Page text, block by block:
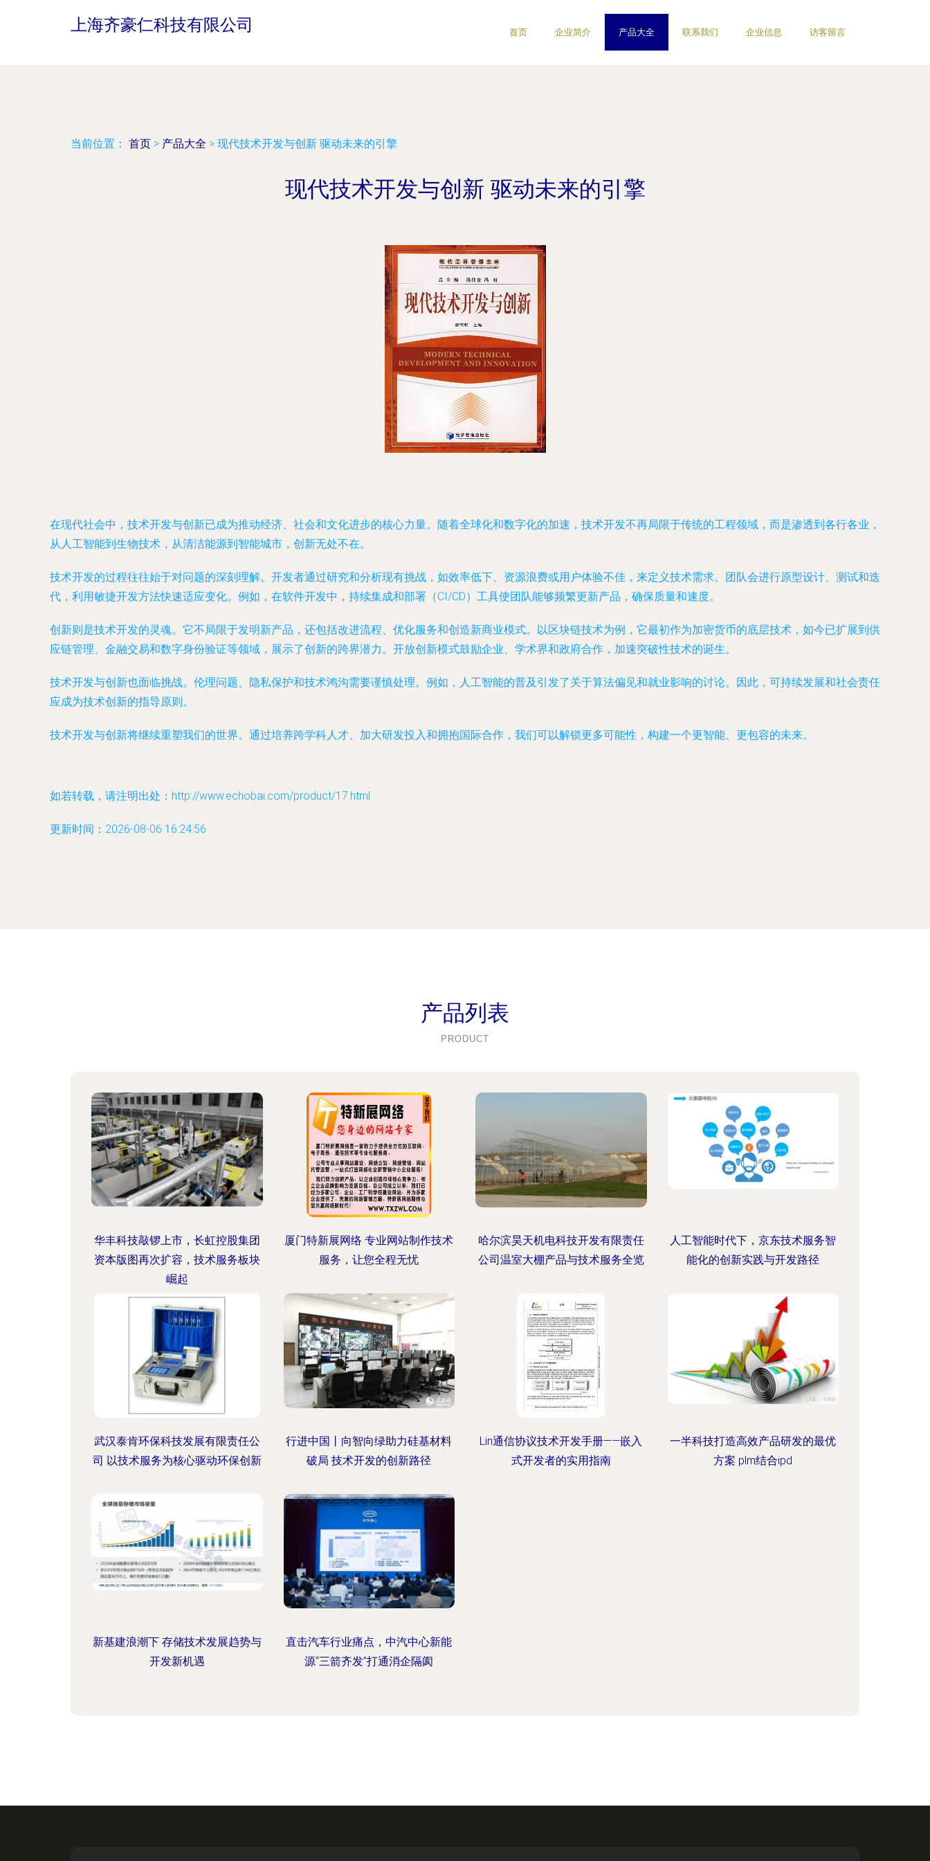
上海齐豪仁科技有限公司 首页 企业简介 产品大全 联系我们 企业信息 访客留言
当前位置： 首页 > 产品大全 > 现代技术开发与创新 驱动未来的引擎
现代技术开发与创新 驱动未来的引擎
在现代社会中，技术开发与创新已成为推动经济、社会和文化进步的核心力量。随着全球化和数字化的加速，技术开发不再局限于传统的工程领域，而是渗透到各行各业，
从人工智能到生物技术，从清洁能源到智能城市，创新无处不在。
技术开发的过程往往始于对问题的深刻理解。开发者通过研究和分析现有挑战，如效率低下、资源浪费或用户体验不佳，来定义技术需求。团队会进行原型设计、测试和迭
代，利用敏捷开发方法快速适应变化。例如，在软件开发中，持续集成和部署（CI/CD）工具使团队能够频繁更新产品，确保质量和速度。
创新则是技术开发的灵魂。它不局限于发明新产品，还包括改进流程、优化服务和创造新商业模式。以区块链技术为例，它最初作为加密货币的底层技术，如今已扩展到供
应链管理、金融交易和数字身份验证等领域，展示了创新的跨界潜力。开放创新模式鼓励企业、学术界和政府合作，加速突破性技术的诞生。
技术开发与创新也面临挑战。伦理问题、隐私保护和技术鸿沟需要谨慎处理。例如，人工智能的普及引发了关于算法偏见和就业影响的讨论。因此，可持续发展和社会责任
应成为技术创新的指导原则。
技术开发与创新将继续重塑我们的世界。通过培养跨学科人才、加大研发投入和拥抱国际合作，我们可以解锁更多可能性，构建一个更智能、更包容的未来。
如若转载，请注明出处：http://www.echobai.com/product/17.html
更新时间：2026-08-06 16:24:56
产品列表
PRODUCT
华丰科技敲锣上市，长虹控股集团
资本版图再次扩容，技术服务板块
崛起
厦门特新展网络 专业网站制作技术
服务，让您全程无忧
哈尔滨昊天机电科技开发有限责任
公司温室大棚产品与技术服务全览
人工智能时代下，京东技术服务智
能化的创新实践与开发路径
武汉泰肯环保科技发展有限责任公
司 以技术服务为核心驱动环保创新
行进中国丨向智向绿助力硅基材料
破局 技术开发的创新路径
Lin通信协议技术开发手册——嵌入
式开发者的实用指南
一半科技打造高效产品研发的最优
方案 plm结合ipd
新基建浪潮下 存储技术发展趋势与
开发新机遇
直击汽车行业痛点，中汽中心新能
源“三箭齐发”打通消企隔阂